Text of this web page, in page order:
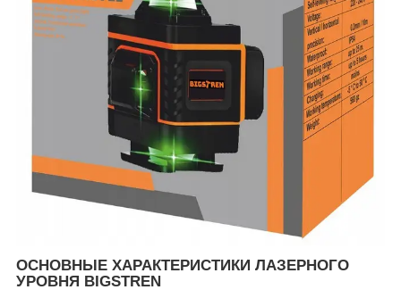
ОСНОВНЫЕ ХАРАКТЕРИСТИКИ ЛАЗЕРНОГО
УРОВНЯ BIGSTREN